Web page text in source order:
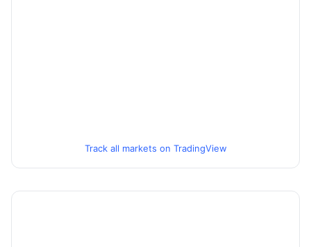
Track all markets on TradingView